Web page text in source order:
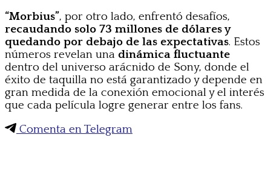
“Morbius”, por otro lado, enfrentó desafíos,
recaudando solo 73 millones de dólares y
quedando por debajo de las expectativas. Estos
números revelan una dinámica fluctuante
dentro del universo arácnido de Sony, donde el
éxito de taquilla no está garantizado y depende en
gran medida de la conexión emocional y el interés
que cada película logre generar entre los fans.
Comenta en Telegram